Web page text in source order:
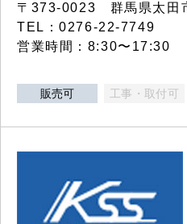
〒373-0023 群馬県太田
TEL：0276-22-7749
営業時間：8:30〜17:30
販売可 工事・取付可